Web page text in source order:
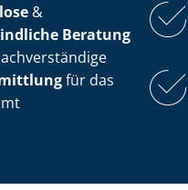
&
Beratung
für das